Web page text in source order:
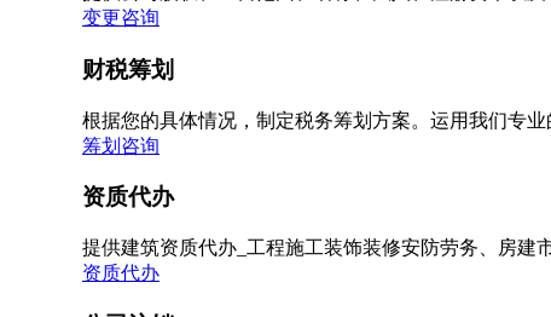
变更咨询
财税筹划
根据您的具体情况，制定税务筹划方案。运用我们专
筹划咨询
资质代办
提供建筑资质代办_工程施工装饰装修安防劳务、房建
资质代办